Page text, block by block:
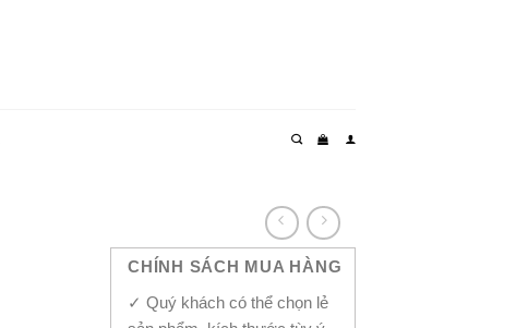
CHÍNH SÁCH MUA HÀNG
✓ Quý khách có thể chọn lẻ